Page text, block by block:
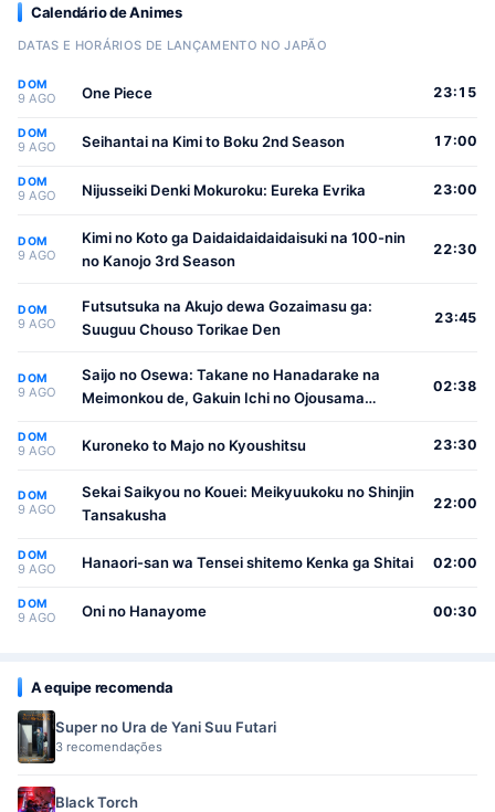
Calendário de Animes
DATAS E HORÁRIOS DE LANÇAMENTO NO JAPÃO
DOM
9 AGO One Piece 23:15
DOM
9 AGO Seihantai na Kimi to Boku 2nd Season 17:00
DOM
9 AGO Nijusseiki Denki Mokuroku: Eureka Evrika 23:00
DOM
9 AGO
Kimi no Koto ga Daidaidaidaidaisuki na 100-nin
no Kanojo 3rd Season
22:30
DOM
9 AGO
Futsutsuka na Akujo dewa Gozaimasu ga:
Suuguu Chouso Torikae Den
23:45
DOM
9 AGO
Saijo no Osewa: Takane no Hanadarake na
Meimonkou de, Gakuin Ichi no Ojousama
Osewa suru Koto ni Narimashita
02:38
DOM
9 AGO Kuroneko to Majo no Kyoushitsu 23:30
DOM
9 AGO
Sekai Saikyou no Kouei: Meikyuukoku no Shinjin
Tansakusha
22:00
DOM
9 AGO Hanaori-san wa Tensei shitemo Kenka ga Shitai 02:00
DOM
9 AGO Oni no Hanayome 00:30
A equipe recomenda
Super no Ura de Yani Suu Futari
3 recomendações
Black Torch